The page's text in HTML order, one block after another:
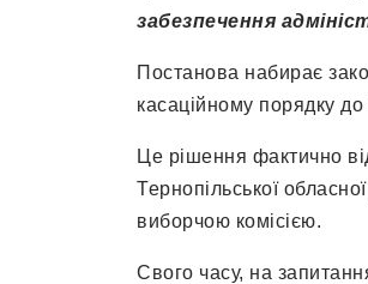
забезпечення
Постанова набирає
касаційному порядку
Це рішення фактично
Тернопільської
виборчою комісією.
Свого часу, на